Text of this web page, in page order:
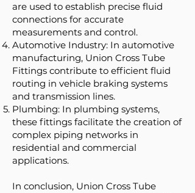
are used to establish precise fluid
connections for accurate
measurements and control.
Automotive Industry: In automotive
manufacturing, Union Cross Tube
Fittings contribute to efficient fluid
routing in vehicle braking systems
and transmission lines.
Plumbing: In plumbing systems,
these fittings facilitate the creation of
complex piping networks in
residential and commercial
applications.
In conclusion, Union Cross Tube